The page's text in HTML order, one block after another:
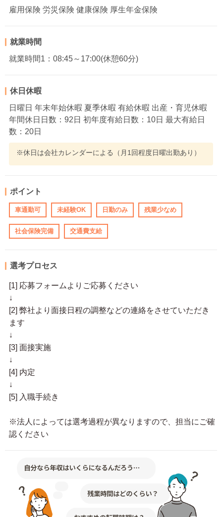
雇用保険 労災保険 健康保険 厚生年金保険
就業時間
就業時間1：08:45～17:00(休憩60分)
休日休暇
日曜日 年末年始休暇 夏季休暇 有給休暇 出産・育児休暇
年間休日日数：92日 初年度有給日数：10日 最大有給日
数：20日
※休日は会社カレンダーによる（月1回程度日曜出勤あり）
ポイント
車通勤可 未経験OK 日勤のみ 残業少なめ
社会保険完備 交通費支給
選考プロセス
[1] 応募フォームよりご応募ください
↓
[2] 弊社より面接日程の調整などの連絡をさせていただき
ます
↓
[3] 面接実施
↓
[4] 内定
↓
[5] 入職手続き
※法人によっては選考過程が異なりますので、担当にご確
認ください